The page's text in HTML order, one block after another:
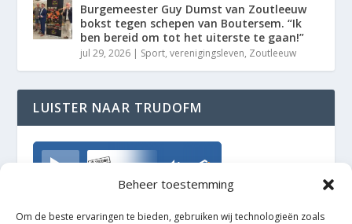
Beheer toestemming
Om de beste ervaringen te bieden, gebruiken wij technologieën zoals
Burgemeester Guy Dumst van Zoutleeuw
bokst tegen schepen van Boutersem. “Ik
ben bereid om tot het uiterste te gaan!”
jul 29, 2026 | Sport,verenigingsleven, Zoutleeuw
LUISTER NAAR TRUDOFM
TrudoFM